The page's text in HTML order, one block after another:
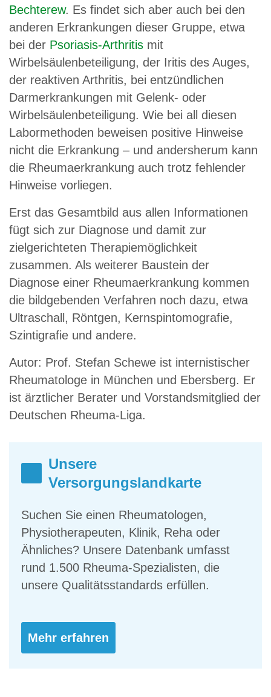
Bechterew. Es findet sich aber auch bei den
anderen Erkrankungen dieser Gruppe, etwa
bei der Psoriasis-Arthritis mit
Wirbelsäulenbeteiligung, der Iritis des Auges,
der reaktiven Arthritis, bei entzündlichen
Darmerkrankungen mit Gelenk- oder
Wirbelsäulenbeteiligung. Wie bei all diesen
Labormethoden beweisen positive Hinweise
nicht die Erkrankung – und andersherum kann
die Rheumaerkrankung auch trotz fehlender
Hinweise vorliegen.
Erst das Gesamtbild aus allen Informationen
fügt sich zur Diagnose und damit zur
zielgerichteten Therapiemöglichkeit
zusammen. Als weiterer Baustein der
Diagnose einer Rheumaerkrankung kommen
die bildgebenden Verfahren noch dazu, etwa
Ultraschall, Röntgen, Kernspintomografie,
Szintigrafie und andere.
Autor: Prof. Stefan Schewe ist internistischer
Rheumatologe in München und Ebersberg. Er
ist ärztlicher Berater und Vorstandsmitglied der
Deutschen Rheuma-Liga.
Unsere
Versorgungslandkarte
Suchen Sie einen Rheumatologen,
Physiotherapeuten, Klinik, Reha oder
Ähnliches? Unsere Datenbank umfasst
rund 1.500 Rheuma-Spezialisten, die
unsere Qualitätsstandards erfüllen.
Mehr erfahren